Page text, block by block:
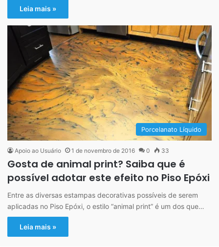
Leia mais »
Porcelanato Líquido
Apoio ao Usuário 1 de novembro de 2016 0 33
Gosta de animal print? Saiba que é
possível adotar este efeito no Piso Epóxi
Entre as diversas estampas decorativas possíveis de serem
aplicadas no Piso Epóxi, o estilo “animal print” é um dos que…
Leia mais »